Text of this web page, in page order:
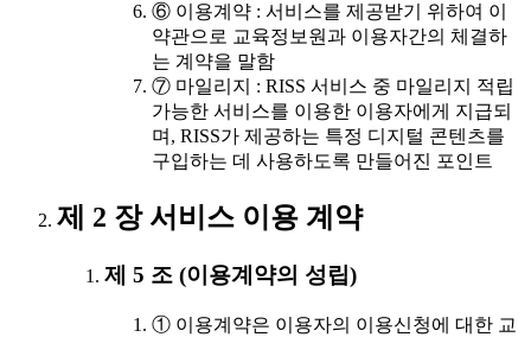
⑥ 이용계약 : 서비스를 제공받기 위하여 이
약관으로 교육정보원과 이용자간의 체결하
는 계약을 말함
⑦ 마일리지 : RISS 서비스 중 마일리지 적립
가능한 서비스를 이용한 이용자에게 지급되
며, RISS가 제공하는 특정 디지털 콘텐츠를
구입하는 데 사용하도록 만들어진 포인트
제 2 장 서비스 이용 계약
제 5 조 (이용계약의 성립)
① 이용계약은 이용자의 이용신청에 대한 교